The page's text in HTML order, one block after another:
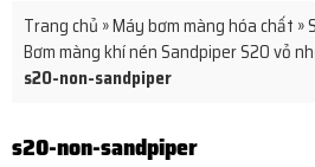
Trang chủ »Máy bơm màng hóa chất »
Bơm màng khí nén Sandpiper S20 vỏ
s20-non-sandpiper
s20-non-sandpiper